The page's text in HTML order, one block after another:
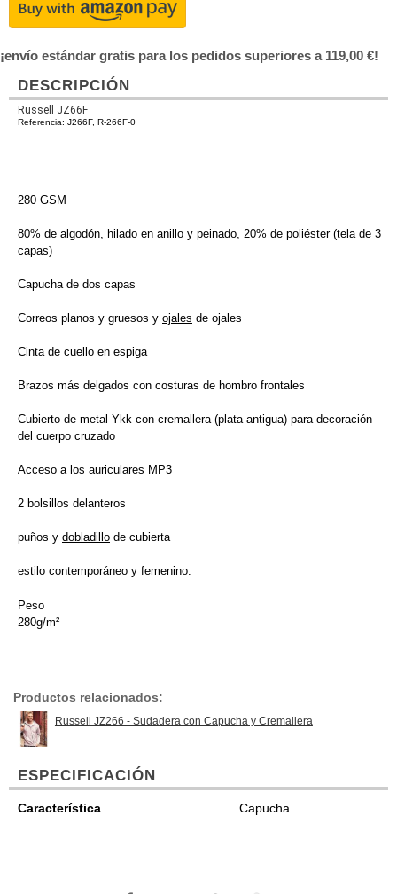
¡envío estándar gratis para los pedidos superiores a 119,00 €!
DESCRIPCIÓN
Russell JZ66F
Referencia: J266F, R-266F-0
280 GSM
80% de algodón, hilado en anillo y peinado, 20% de poliéster(tela de 3
capas)
Capucha de dos capas
Correos planos y gruesos y ojales de ojales
Cinta de cuello en espiga
Brazos más delgados con costuras de hombro frontales
Cubierto de metal Ykk con cremallera (plata antigua) para decoración
del cuerpo cruzado
Acceso a los auriculares MP3
2 bolsillos delanteros
puños y dobladillo de cubierta
estilo contemporáneo y femenino.
Peso
280g/m²
Productos relacionados:
Russell JZ266 - Sudadera con Capucha y Cremallera
ESPECIFICACIÓN
Característica Capucha